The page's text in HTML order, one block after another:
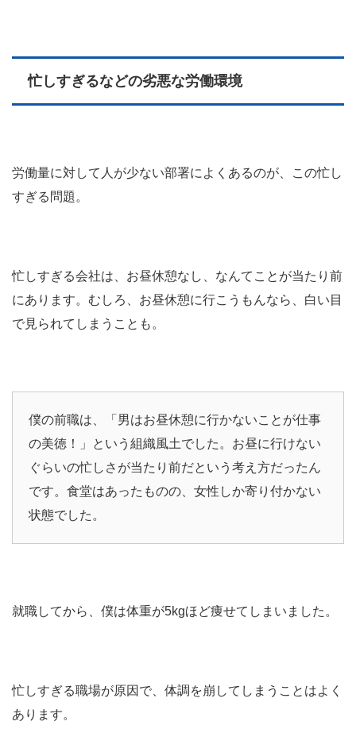
忙しすぎるなどの劣悪な労働環境
労働量に対して人が少ない部署によくあるのが、この忙し
すぎる問題。
忙しすぎる会社は、お昼休憩なし、なんてことが当たり前
にあります。むしろ、お昼休憩に行こうもんなら、白い目
で見られてしまうことも。
僕の前職は、「男はお昼休憩に行かないことが仕事
の美徳！」という組織風土でした。お昼に行けない
ぐらいの忙しさが当たり前だという考え方だったん
です。食堂はあったものの、女性しか寄り付かない
状態でした。
就職してから、僕は体重が5kgほど痩せてしまいました。
忙しすぎる職場が原因で、体調を崩してしまうことはよく
あります。